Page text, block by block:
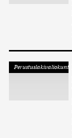
Perustuslakivaliokunta